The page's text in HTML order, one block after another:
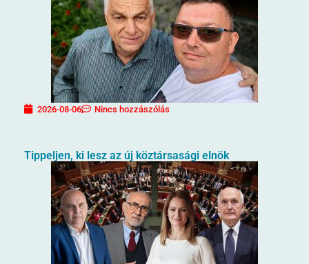
2026-08-06 Nincs hozzászólás
Tippeljen, ki lesz az új köztársasági elnök